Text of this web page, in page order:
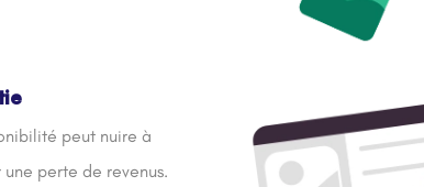
peut nuire à
perte de revenus.